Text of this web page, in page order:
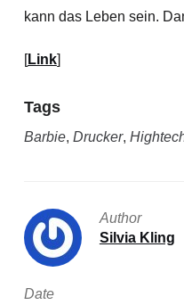
kann das Leben sein.
[Link]
Tags
Barbie, Drucker,
Author
Silvia Kling
Date